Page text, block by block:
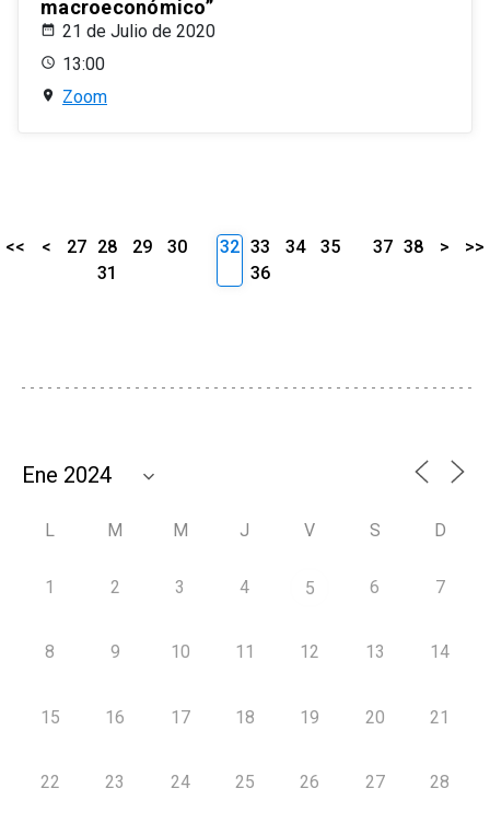
macroeconómico”
21 de Julio de 2020
13:00
Zoom
<< < 27 28 29
30
31
32 33 34
35
36
37 38 > >>
L M M J V S D
1 2 3 4 5 6 7
8 9 10 11 12 13 14
15 16 17 18 19 20 21
22 23 24 25 26 27 28